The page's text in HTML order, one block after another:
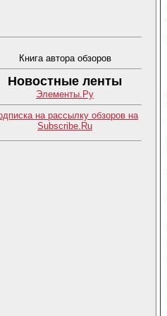
Книга автора обзоров
Новостные ленты
Элементы.Ру
на рассылку обзоров на
Subscribe.Ru